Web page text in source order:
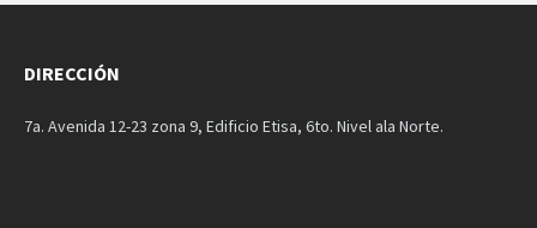
DIRECCIÓN
7a. Avenida 12-23 zona 9, Edificio Etisa, 6to. Nivel ala Norte.